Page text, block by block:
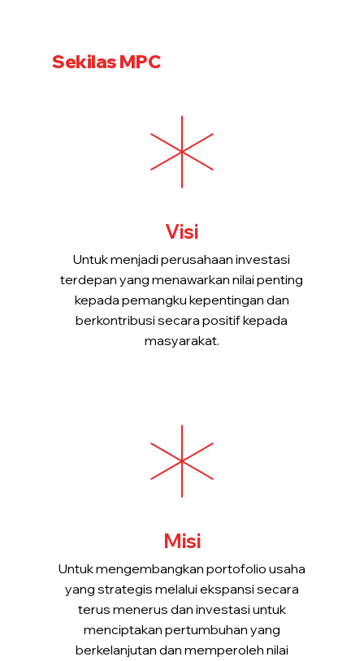
Sekilas MPC
Visi
Untuk menjadi perusahaan investasi
terdepan yang menawarkan nilai penting
kepada pemangku kepentingan dan
berkontribusi secara positif kepada
masyarakat.
Misi
Untuk mengembangkan portofolio usaha
yang strategis melalui ekspansi secara
terus menerus dan investasi untuk
menciptakan pertumbuhan yang
berkelanjutan dan memperoleh nilai